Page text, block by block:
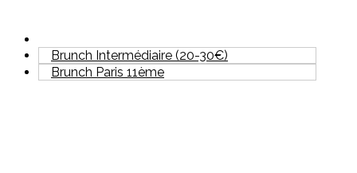
Brunch Intermédiaire (20-30€)
Brunch Paris 11ème